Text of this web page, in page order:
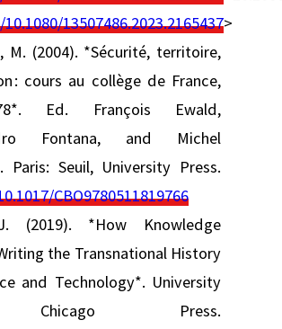
13507486.2023.2165437>
M. (2004). *Sécurité, territoire,
: cours au collège de France,
Ed. François Ewald,
Fontana, and Michel
Paris: Seuil, University Press.
CBO9780511819766
(2019). *How Knowledge
the Transnational History
and Technology*. University
Press.